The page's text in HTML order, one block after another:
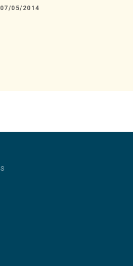
07/05/2014